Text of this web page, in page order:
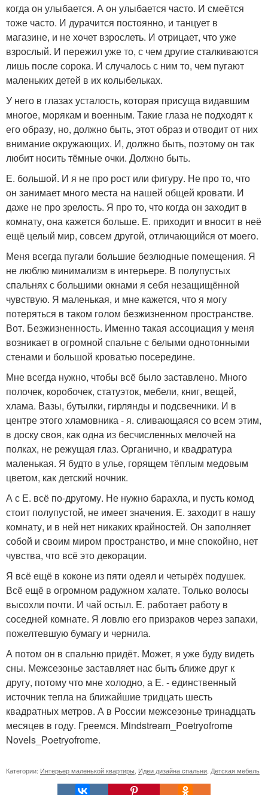
когда он улыбается. А он улыбается часто. И смеётся
тоже часто. И дурачится постоянно, и танцует в
магазине, и не хочет взрослеть. И отрицает, что уже
взрослый. И пережил уже то, с чем другие сталкиваются
лишь после сорока. И случалось с ним то, чем пугают
маленьких детей в их колыбельках.
У него в глазах усталость, которая присуща видавшим
многое, морякам и военным. Такие глаза не подходят к
его образу, но, должно быть, этот образ и отводит от них
внимание окружающих. И, должно быть, поэтому он так
любит носить тёмные очки. Должно быть.
Е. большой. И я не про рост или фигуру. Не про то, что
он занимает много места на нашей общей кровати. И
даже не про зрелость. Я про то, что когда он заходит в
комнату, она кажется больше. Е. приходит и вносит в неё
ещё целый мир, совсем другой, отличающийся от моего.
Меня всегда пугали большие безлюдные помещения. Я
не люблю минимализм в интерьере. В полупустых
спальнях с большими окнами я себя незащищённой
чувствую. Я маленькая, и мне кажется, что я могу
потеряться в таком голом безжизненном пространстве.
Вот. Безжизненность. Именно такая ассоциация у меня
возникает в огромной спальне с белыми однотонными
стенами и большой кроватью посередине.
Мне всегда нужно, чтобы всё было заставлено. Много
полочек, коробочек, статуэток, мебели, книг, вещей,
хлама. Вазы, бутылки, гирлянды и подсвечники. И в
центре этого хламовника - я. сливающаяся со всем этим,
в доску своя, как одна из бесчисленных мелочей на
полках, не режущая глаз. Органично, и квадратура
маленькая. Я будто в улье, горящем тёплым медовым
цветом, как детский ночник.
А с Е. всё по-другому. Не нужно барахла, и пусть комод
стоит полупустой, не имеет значения. Е. заходит в нашу
комнату, и в ней нет никаких крайностей. Он заполняет
собой и своим миром пространство, и мне спокойно, нет
чувства, что всё это декорации.
Я всё ещё в коконе из пяти одеял и четырёх подушек.
Всё ещё в огромном радужном халате. Только волосы
высохли почти. И чай остыл. Е. работает работу в
соседней комнате. Я ловлю его призраков через запахи,
пожелтевшую бумагу и чернила.
А потом он в спальню придёт. Может, я уже буду видеть
сны. Межсезонье заставляет нас быть ближе друг к
другу, потому что мне холодно, а Е. - единственный
источник тепла на ближайшие тридцать шесть
квадратных метров. А в России межсезонье тринадцать
месяцев в году. Греемся. Mindstream_Poetryofrome
Novels_Poetryofrome.
Категории: Интерьер маленькой квартиры Идеи дизайна спальни Детская мебель